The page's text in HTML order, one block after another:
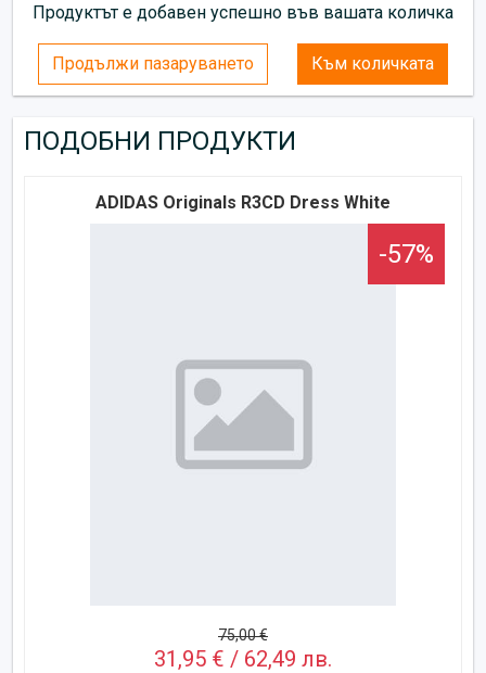
Продуктът е добавен успешно във вашата количка
Продължи пазаруването Към количката
ПОДОБНИ ПРОДУКТИ
ADIDAS Originals R3CD Dress White
-57%
75,00 €
31,95 € / 62,49 лв.